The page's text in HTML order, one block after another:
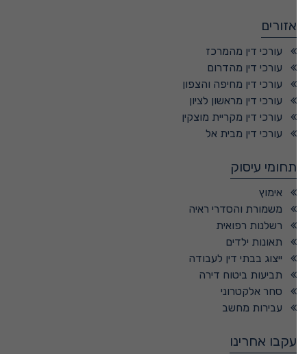
אזורים
עורכי דין מהמרכז
עורכי דין מהדרום
עורכי דין מחיפה והצפון
עורכי דין מראשון לציון
עורכי דין מקריית מוצקין
עורכי דין מבית אל
תחומי עיסוק
אימוץ
משמורת והסדרי ראיה
רשלנות רפואית
תאונות ילדים
ייצוג בבתי דין לעבודה
תביעות ביטוח דירה
סחר אלקטרוני
עבירות מחשב
עקבו אחרינו